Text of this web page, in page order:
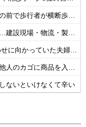
を渡ったというだけで車でハネる
業の稼働率低下で経済に暗雲」
ヤバすぎる…こんなのに遭遇したらどうすればいいの？
に商品を入れようとする
ないといけなくて辛い